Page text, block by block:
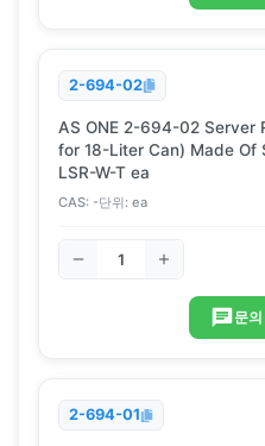
2-694-02
AS ONE 2-694-02 Server
for 18-Liter Can) Made Of
LSR-W-T ea
CAS: -단위: ea
문의
2-694-01